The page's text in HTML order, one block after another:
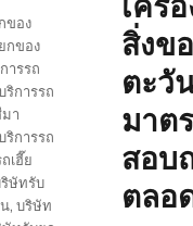
สิ่งข
ตะวั
มาต
สอบ
ตลอ
ของ
กของ
ารรถ
การรถ
า
ริการรถ
เฮี๊ย
ษัทรับ
,บริษัท